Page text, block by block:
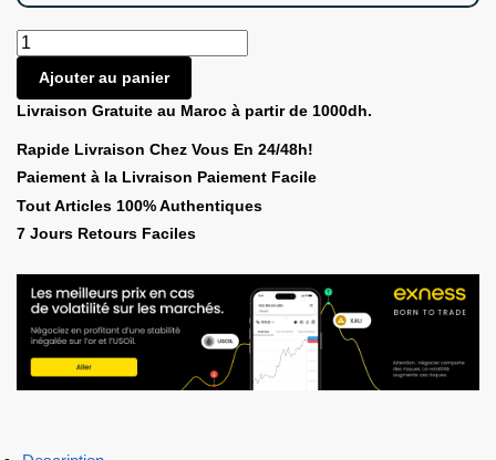
Ajouter au panier
Livraison Gratuite au Maroc à partir de 1000dh.
Rapide Livraison Chez Vous En 24/48h!
Paiement à la Livraison Paiement Facile
Tout Articles 100% Authentiques
7 Jours Retours Faciles